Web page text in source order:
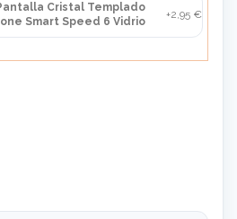
Cristal Templado
Smart Speed 6 Vidrio
+2,95 €